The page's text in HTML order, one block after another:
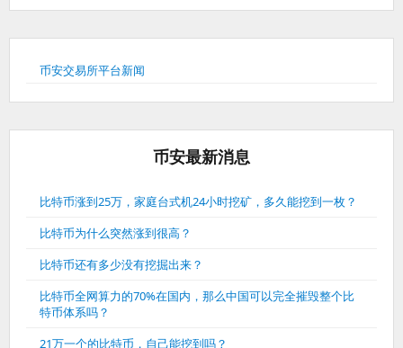
币安交易所平台新闻
币安最新消息
比特币涨到25万，家庭台式机24小时挖矿，多久能挖到一枚？
比特币为什么突然涨到很高？
比特币还有多少没有挖掘出来？
比特币全网算力的70%在国内，那么中国可以完全摧毁整个比
特币体系吗？
21万一个的比特币，自己能挖到吗？